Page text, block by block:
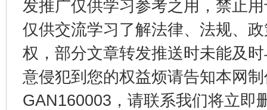
发推广仅供学习参考之用，禁止
仅供交流学习了解法律、法规、
权，部分文章转发推送时未能及
意侵犯到您的权益烦请告知本网
GAN160003，请联系我们将立即
东山县通报“牛蛙产品抗生素超标问题” 法